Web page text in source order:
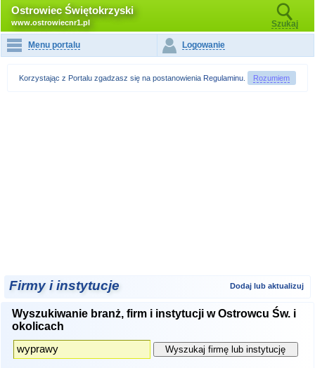
Ostrowiec Świętokrzyski
www.ostrowiecnr1.pl Szukaj
Menu portalu Logowanie
Korzystając z Portalu zgadzasz się na postanowienia Regulaminu Rozumiem
Firmy i instytucje Dodaj lub aktualizuj
Wyszukiwanie branż, firm i instytucji w Ostrowcu Św. i
okolicach